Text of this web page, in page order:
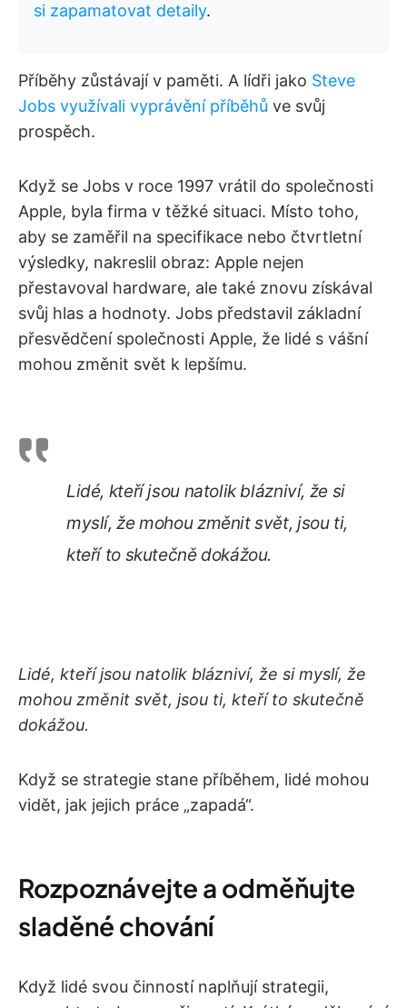
si zapamatovat detaily.
Příběhy zůstávají v paměti. A lídři jako Steve
Jobs využívali vyprávění příběhů ve svůj
prospěch.
Když se Jobs v roce 1997 vrátil do společnosti
Apple, byla firma v těžké situaci. Místo toho,
aby se zaměřil na specifikace nebo čtvrtletní
výsledky, nakreslil obraz: Apple nejen
přestavoval hardware, ale také znovu získával
svůj hlas a hodnoty. Jobs představil základní
přesvědčení společnosti Apple, že lidé s vášní
mohou změnit svět k lepšímu.
Lidé, kteří jsou natolik blázniví, že si
myslí, že mohou změnit svět, jsou ti,
kteří to skutečně dokážou.
Lidé, kteří jsou natolik blázniví, že si myslí, že
mohou změnit svět, jsou ti, kteří to skutečně
dokážou.
Když se strategie stane příběhem, lidé mohou
vidět, jak jejich práce „zapadá“.
Rozpoznávejte a odměňujte
sladěné chování
Když lidé svou činností naplňují strategii,